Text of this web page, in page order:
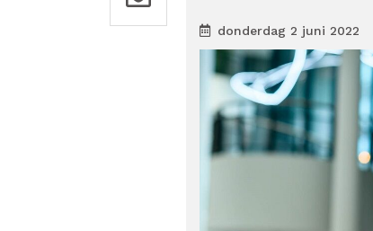
donderdag 2 juni 2022